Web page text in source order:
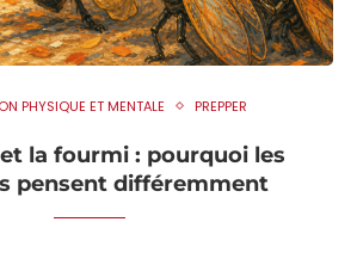
PHYSIQUE ET MENTALE PREPPER
la fourmi : pourquoi les
pensent différemment